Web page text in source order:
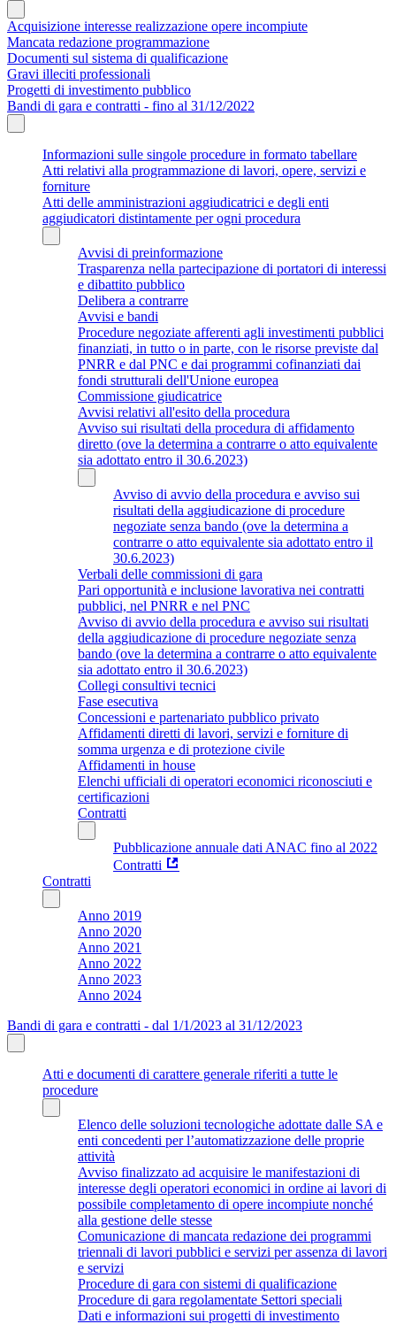
Acquisizione interesse realizzazione opere incompiute
Mancata redazione programmazione
Documenti sul sistema di qualificazione
Gravi illeciti professionali
Progetti di investimento pubblico
Bandi di gara e contratti - fino al 31/12/2022
Informazioni sulle singole procedure in formato tabellare
Atti relativi alla programmazione di lavori, opere, servizi e
forniture
Atti delle amministrazioni aggiudicatrici e degli enti
aggiudicatori distintamente per ogni procedura
Avvisi di preinformazione
Trasparenza nella partecipazione di portatori di interessi
e dibattito pubblico
Delibera a contrarre
Avvisi e bandi
Procedure negoziate afferenti agli investimenti pubblici
finanziati, in tutto o in parte, con le risorse previste dal
PNRR e dal PNC e dai programmi cofinanziati dai
fondi strutturali dell'Unione europea
Commissione giudicatrice
Avvisi relativi all'esito della procedura
Avviso sui risultati della procedura di affidamento
diretto (ove la determina a contrarre o atto equivalente
sia adottato entro il 30.6.2023)
Avviso di avvio della procedura e avviso sui
risultati della aggiudicazione di procedure
negoziate senza bando (ove la determina a
contrarre o atto equivalente sia adottato entro il
30.6.2023)
Verbali delle commissioni di gara
Pari opportunità e inclusione lavorativa nei contratti
pubblici, nel PNRR e nel PNC
Avviso di avvio della procedura e avviso sui risultati
della aggiudicazione di procedure negoziate senza
bando (ove la determina a contrarre o atto equivalente
sia adottato entro il 30.6.2023)
Collegi consultivi tecnici
Fase esecutiva
Concessioni e partenariato pubblico privato
Affidamenti diretti di lavori, servizi e forniture di
somma urgenza e di protezione civile
Affidamenti in house
Elenchi ufficiali di operatori economici riconosciuti e
certificazioni
Contratti
Pubblicazione annuale dati ANAC fino al 2022
Contratti
Contratti
Anno 2019
Anno 2020
Anno 2021
Anno 2022
Anno 2023
Anno 2024
Bandi di gara e contratti - dal 1/1/2023 al 31/12/2023
Atti e documenti di carattere generale riferiti a tutte le
procedure
Elenco delle soluzioni tecnologiche adottate dalle SA e
enti concedenti per l’automatizzazione delle proprie
attività
Avviso finalizzato ad acquisire le manifestazioni di
interesse degli operatori economici in ordine ai lavori di
possibile completamento di opere incompiute nonché
alla gestione delle stesse
Comunicazione di mancata redazione dei programmi
triennali di lavori pubblici e servizi per assenza di lavori
e servizi
Procedure di gara con sistemi di qualificazione
Procedure di gara regolamentate Settori speciali
Dati e informazioni sui progetti di investimento